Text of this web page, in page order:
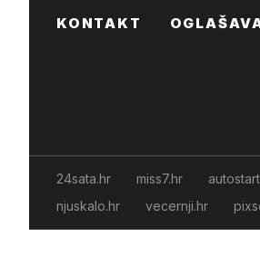
KONTAKT
24sata.hr miss7.hr
njuskalo.hr
vecernji.hr